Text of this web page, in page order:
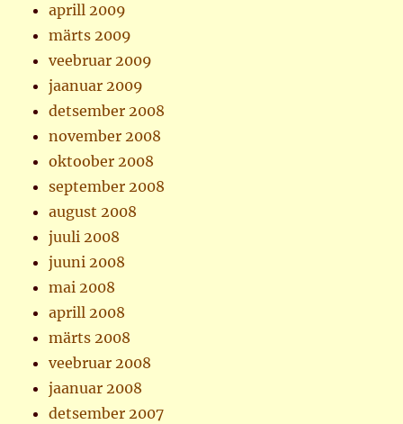
aprill 2009
märts 2009
veebruar 2009
jaanuar 2009
detsember 2008
november 2008
oktoober 2008
september 2008
august 2008
juuli 2008
juuni 2008
mai 2008
aprill 2008
märts 2008
veebruar 2008
jaanuar 2008
detsember 2007